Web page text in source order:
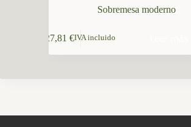
Sobremesa moderno
27,81€IVA incluido